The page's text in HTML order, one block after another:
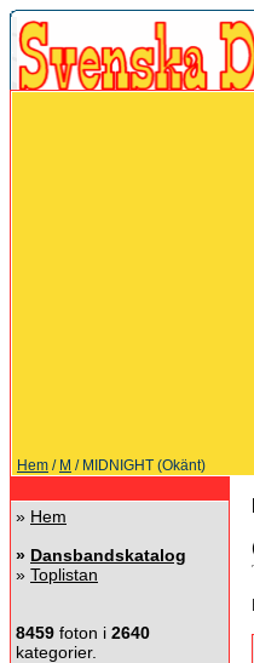
Hem / M / MIDNIGHT (Okänt)
» Hem
» Dansbandskatalog
» Toplistan
8459 foton i 2640
kategorier.